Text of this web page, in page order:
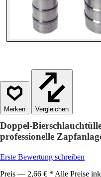
Vergleichen
Doppel-
professionelle
Erste Bewertung schreiben
Preis — 2,66 € * Alle Preise